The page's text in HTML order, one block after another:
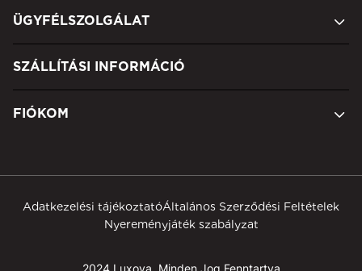
ÜGYFÉLSZOLGÁLAT
SZÁLLÍTÁSI INFORMÁCIÓ
FIÓKOM
Adatkezelési tájékoztatóÁltalános Szerződési Feltételek
Nyereményjáték szabályzat